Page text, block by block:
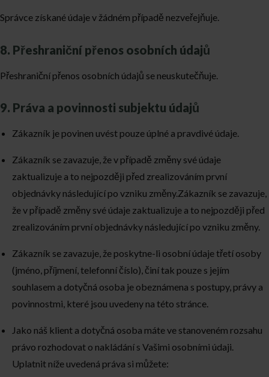
Správce získané údaje v žádném případě nezveřejňuje.
8. Přeshraniční přenos osobních údajů
Přeshraniční přenos osobních údajů se neuskutečňuje.
9. Práva a povinnosti subjektu údajů
Zákazník je povinen uvést pouze úplné a pravdivé údaje.
Zákazník se zavazuje, že v případě změny své údaje
zaktualizuje a to nejpozději před zrealizováním první
objednávky následující po vzniku změny.Zákazník se zavazuje,
že v případě změny své údaje zaktualizuje a to nejpozději před
zrealizováním první objednávky následující po vzniku změny.
Zákazník se zavazuje, že poskytne-li osobní údaje třetí osoby
(jméno, příjmení, telefonní číslo), činí tak pouze s jejím
souhlasem a dotyčná osoba je obeznámena s postupy, právy a
povinnostmi, které jsou uvedeny na této stránce.
Jako náš klient a dotyčná osoba máte ve stanoveném rozsahu
právo rozhodovat o nakládání s Vašimi osobními údaji.
Uplatnit níže uvedená práva si můžete: